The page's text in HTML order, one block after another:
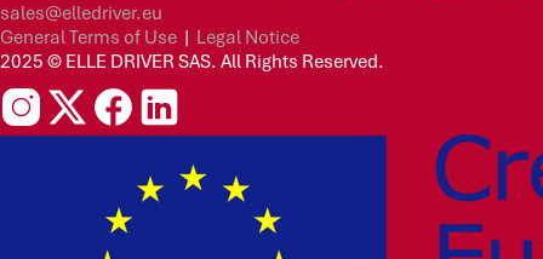
sales@elledriver.eu
General Terms of Use | Legal Notice
2025 © ELLE DRIVER SAS. All Rights Reserved.